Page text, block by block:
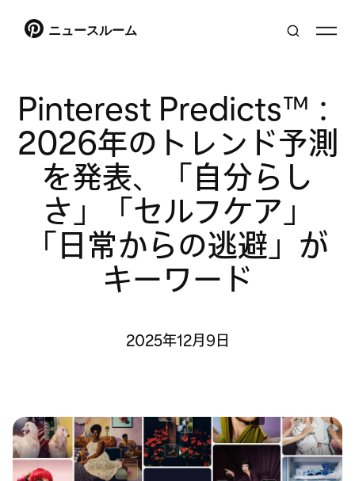
ニュースルーム
Pinterest Predicts™：
2026年のトレンド予測
を発表、「自分らし
さ」「セルフケア」
「日常からの逃避」が
キーワード
2025年12月9日